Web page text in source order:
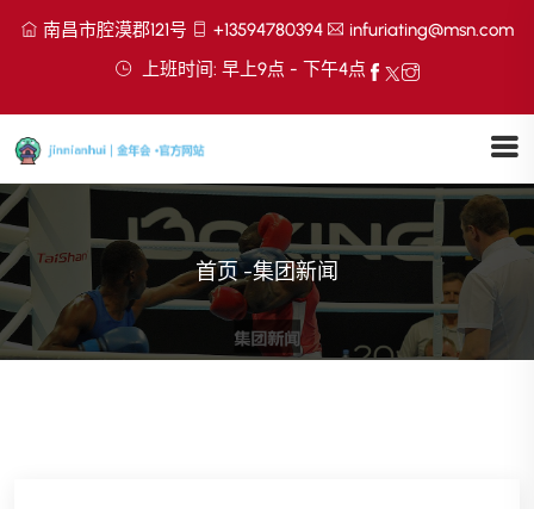
南昌市腔漠郡121号 +13594780394
infuriating@msn.com
上班时间: 早上9点 - 下午4点
首页 -集团新闻